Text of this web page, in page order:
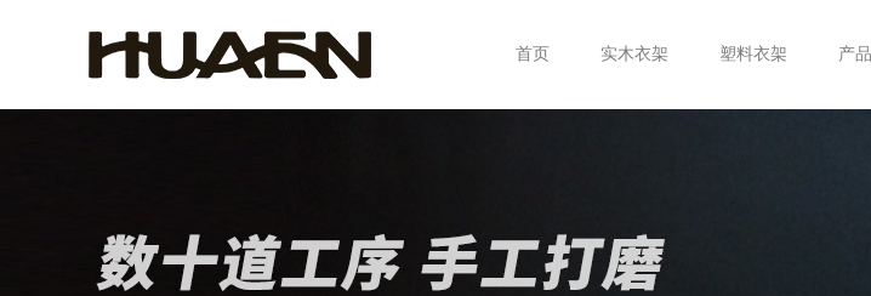
首页 实木衣架 塑料衣架 产